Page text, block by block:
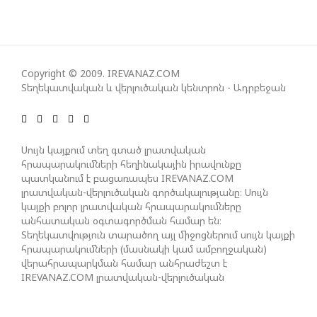
ՄԻԽԵԻԼ ԿԱՎԵԼԱՇՎԻԼԻ. ԱԴՐԲԵՋԱՆԸ, ԹՈՒՐՔԻԱՆ,
ԿԵՆՏՐՈՆԱԿԱՆ ԱՍԻԱՅԻ ԵՐԿՐՆԵՐԸ ԵՎ
ԴԵՐԸ ՏԱՐԱԾԱՇՐՋԱՆՈՒՄ
ՉԵՉԵԼԱՇՎԻԼԻՆ ԱԴՐԲԵՋԱՆ-ԳԵՐՄԱՆԻԱ ԵՐԿԿՈՂՄ
ՌԱԶՄԱՎԱՐԱԿԱՆ ԳՈՐԾԸՆԿԵՐՈՒԹՅԱՆ ՄԱՍԻՆ
ՈՒԿՐԱԻՆԱՅՈՒՄ ԱԴՐԲԵՋԱՆԱԿԱՆ ՍՓՅՈՒՌՔԻ
ԱԿՏԻՎԻՍՏԻ ՈՐԴԻՆ ՆՇԱՆԱԿՎԵԼ Է ԿԻևԻ ՄԱՐԶԻ
ՆԱՀԱՆԳԱՊԵՏ
Copyright © 2009. IREVANAZ.COM
Տեղեկատվական և վերլուծական կենտրոն - Ադրբեջան
Սույն կայքում տեղ գտած լրատվական
հրապարակումների հեղինակային իրավունքը
պատկանում է բացառապես IREVANAZ.COM
լրատվական-վերլուծական գործակալությանը։ Սույն
կայքի բոլոր լրատվական հրապարակումները
անհատական օգտագործման համար են։
Տեղեկատվություն տարածող այլ միջոցներում սույն կայքի
հրապարակումների (մասնակի կամ ամբողջական)
վերահրապարկման համար անհրաժեշտ է
IREVANAZ.COM լրատվական-վերլուծական